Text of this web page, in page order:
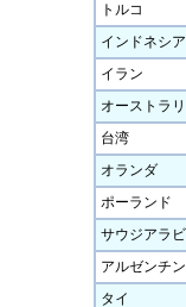
トルコ
インドネシア
イラン
オーストラ
台湾
オランダ
ポーランド
サウジアラ
アルゼンチン
タイ